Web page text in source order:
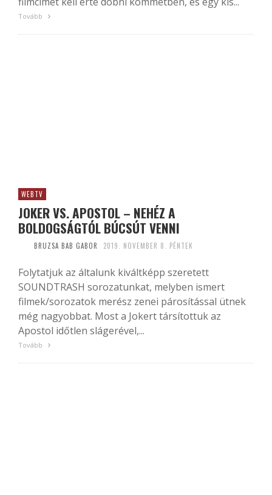
Tovább
WEBTV
JOKER VS. APOSTOL – NEHÉZ A
BOLDOGSÁGTÓL BÚCSÚT VENNI
BRUZSA BAB GABOR 2019. NOVEMBER 8. PÉNTEK
Folytatjuk az általunk kiváltképp szeretett
SOUNDTRASH sorozatunkat, melyben ismert
filmek/sorozatok merész zenei párosítással ütnek
még nagyobbat. Most a Jokert társítottuk az
Apostol időtlen slágerével,...
Tovább